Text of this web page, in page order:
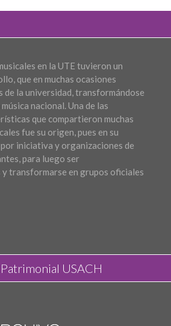
en la UTE tuvieron un
que en muchas ocasiones
de la universidad, transformándose
nacional. Una de las
que compartieron muchas
fue su origen, pues en su
iniciativa y organizaciones de
para luego ser
transformarse en grupos oficiales
USACH